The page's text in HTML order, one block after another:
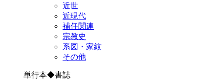
近世
近現代
補任関連
宗教史
系図・家紋
その他
単行本◆書誌